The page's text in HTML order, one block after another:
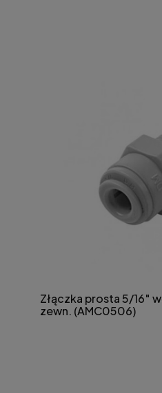
Złączka prosta 5/16″
zewn. (AMC0506)